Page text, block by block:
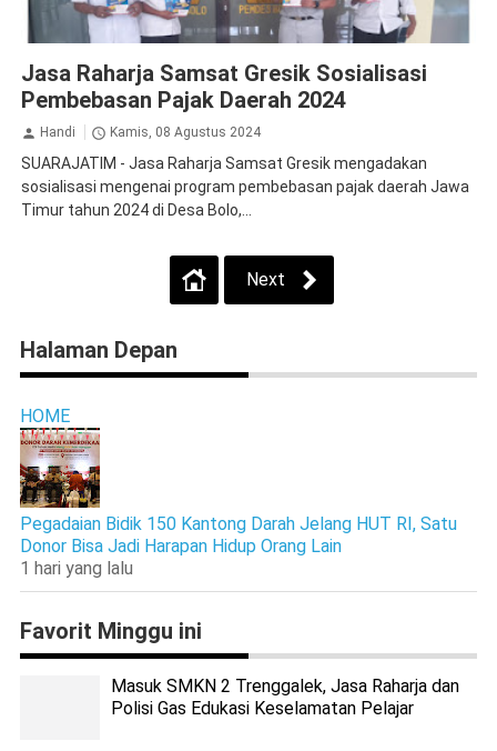
Jasa Raharja Samsat Gresik Sosialisasi
Pembebasan Pajak Daerah 2024
Handi Kamis, 08 Agustus 2024
SUARAJATIM - Jasa Raharja Samsat Gresik mengadakan
sosialisasi mengenai program pembebasan pajak daerah Jawa
Timur tahun 2024 di Desa Bolo,...
Next
Halaman Depan
HOME
Pegadaian Bidik 150 Kantong Darah Jelang HUT RI, Satu
Donor Bisa Jadi Harapan Hidup Orang Lain
1 hari yang lalu
Favorit Minggu ini
Masuk SMKN 2 Trenggalek, Jasa Raharja dan
Polisi Gas Edukasi Keselamatan Pelajar